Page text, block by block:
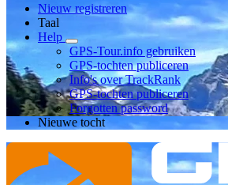
Nieuw registreren
Taal
Help
GPS-Tour.info gebruiken
GPS-tochten publiceren
Info's over TrackRank
GPS-tochten publiceren
Forgotten password
Nieuwe tocht